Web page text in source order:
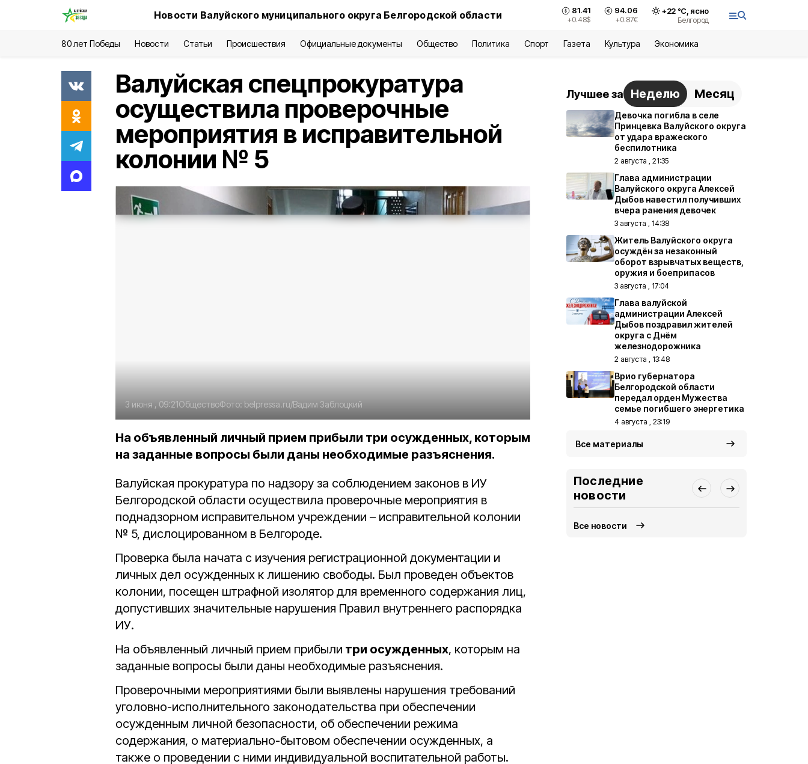
Новости Валуйского муниципального округа Белгородской области 81.41
+0.48$
94.06
+0.87€
+22°С, ясно
Белгород
80 лет Победы Новости Статьи Происшествия Официальные документы Общество Политика Спорт Газета Культура Экономика
Валуйская спецпрокуратура
осуществила проверочные
мероприятия в исправительной
колонии № 5
3 июня , 09:21ОбществоФото: belpressa.ru/Вадим Заблоцкий
На объявленный личный прием прибыли три осужденных, которым
на заданные вопросы были даны необходимые разъяснения.
Валуйская прокуратура по надзору за соблюдением законов в ИУ
Белгородской области осуществила проверочные мероприятия в
поднадзорном исправительном учреждении – исправительной колонии
№ 5, дислоцированном в Белгороде.
Проверка была начата с изучения регистрационной документации и
личных дел осужденных к лишению свободы. Был проведен объектов
колонии, посещен штрафной изолятор для временного содержания лиц,
допустивших значительные нарушения Правил внутреннего распорядка
ИУ.
На объявленный личный прием прибыли три осужденных, которым на
заданные вопросы были даны необходимые разъяснения.
Проверочными мероприятиями были выявлены нарушения требований
уголовно-исполнительного законодательства при обеспечении
осужденным личной безопасности, об обеспечении режима
содержания, о материально-бытовом обеспечении осужденных, а
также о проведении с ними индивидуальной воспитательной работы.
Лучшее за Неделю Месяц
Девочка погибла в селе
Принцевка Валуйского округа
от удара вражеского
беспилотника
2 августа , 21:35
Глава администрации
Валуйского округа Алексей
Дыбов навестил получивших
вчера ранения девочек
3 августа , 14:38
Житель Валуйского округа
осуждён за незаконный
оборот взрывчатых веществ,
оружия и боеприпасов
3 августа , 17:04
Глава валуйской
администрации Алексей
Дыбов поздравил жителей
округа с Днём
железнодорожника
2 августа , 13:48
Врио губернатора
Белгородской области
передал орден Мужества
семье погибшего энергетика
4 августа , 23:19
Все материалы
Последние
новости
Все новости